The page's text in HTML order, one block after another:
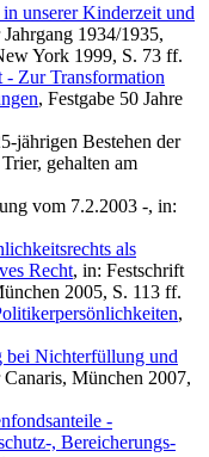
unserer Kinderzeit und
1934/1935,
York 1999, S. 73 ff.
- Zur Transformation
, Festgabe 50 Jahre
jährigen Bestehen der
gehalten am
vom 7.2.2003 -, in:
als
Recht, in: Festschrift
2005, S. 113 ff.
,
bei Nichterfüllung und
München 2007,
-
, Bereicherungs-